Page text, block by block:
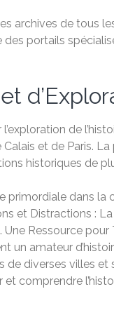
archives de tous
des portails
de
et de Paris.
historiques de
primordiale dans
et Distractions :
Ressource
un amateur
diverses villes
comprendre